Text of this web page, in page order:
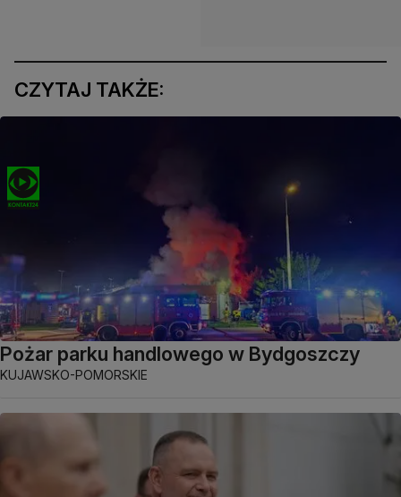
CZYTAJ TAKŻE:
Pożar parku handlowego w Bydgoszczy
KUJAWSKO-POMORSKIE